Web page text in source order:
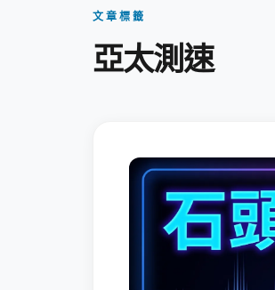
文章標籤
亞太測速